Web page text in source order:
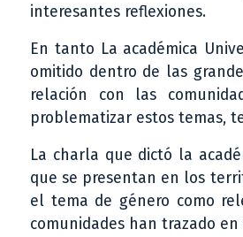
interesantes reflexiones.
En tanto La académica
omitido dentro de las
relación con las
problematizar estos temas,
La charla que dictó la
que se presentan en los
el tema de género como
comunidades han trazado